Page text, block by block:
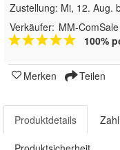
Zustellung: Mi, 12. Aug.
Verkäufer: MM-ComSale
100%
Merken Teilen
Produktdetails